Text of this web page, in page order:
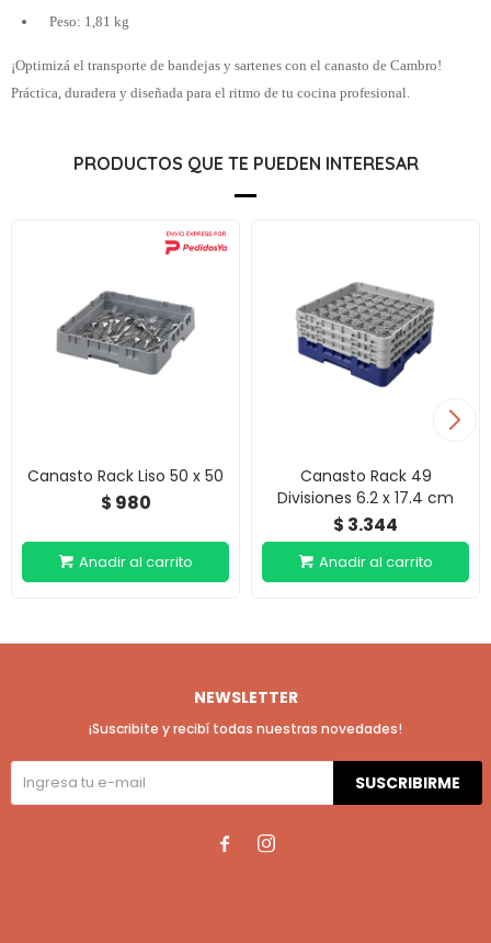
Peso: 1,81 kg
¡Optimizá el transporte de bandejas y sartenes con el canasto de Cambro!
Práctica, duradera y diseñada para el ritmo de tu cocina profesional.
PRODUCTOS QUE TE PUEDEN INTERESAR
Canasto Rack Liso 50 x 50
$ 980
Canasto Rack 49
Divisiones 6.2 x 17.4 cm
$ 3.344
NEWSLETTER
¡Suscribite y recibí todas nuestras novedades!
SUSCRIBIRME
 